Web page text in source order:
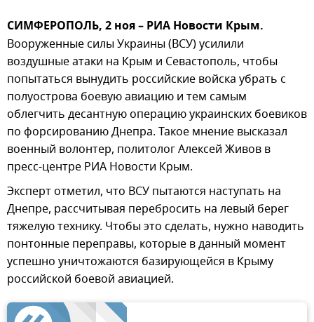
СИМФЕРОПОЛЬ, 2 ноя – РИА Новости Крым.
Вооруженные силы Украины (ВСУ) усилили
воздушные атаки на Крым и Севастополь, чтобы
попытаться вынудить российские войска убрать с
полуострова боевую авиацию и тем самым
облегчить десантную операцию украинских боевиков
по форсированию Днепра. Такое мнение высказал
военный волонтер, политолог Алексей Живов в
пресс-центре РИА Новости Крым.
Эксперт отметил, что ВСУ пытаются наступать на
Днепре, рассчитывая перебросить на левый берег
тяжелую технику. Чтобы это сделать, нужно наводить
понтонные переправы, которые в данный момент
успешно уничтожаются базирующейся в Крыму
российской боевой авиацией.